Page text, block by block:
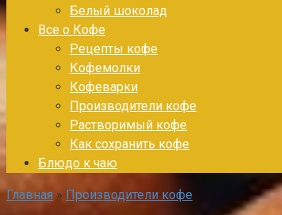
Белый шоколад
Все о Кофе
Рецепты кофе
Кофемолки
Кофеварки
Производители кофе
Растворимый кофе
Как сохранить кофе
Блюдо к чаю
Главная » Производители кофе